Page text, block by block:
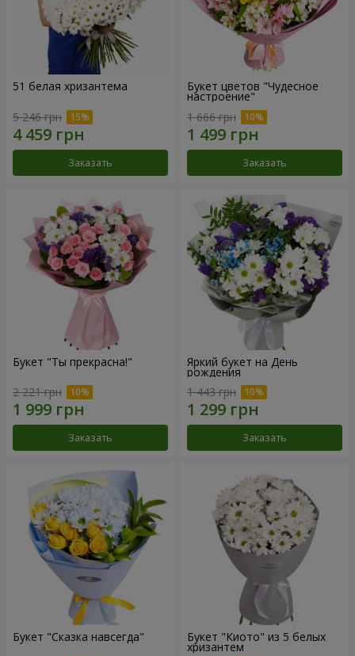
51 белая хризантема
5 246 грн
Заказать
Букет цветов "Чудесное
настроение"
1 666 грн
Заказать
Букет "Ты прекрасна!"
2 221 грн
Заказать
Яркий букет на День
рождения
1 443 грн
Заказать
Букет "Сказка навсегда" Букет "Киото" из 5 белых
хризантем